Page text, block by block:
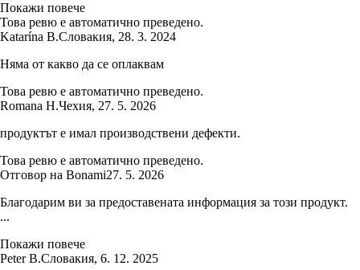
Покажи повече
Това ревю е автоматично преведено.
Katarína B.Словакия, 28. 3. 2024
Няма от какво да се оплаквам
Това ревю е автоматично преведено.
Romana H.Чехия, 27. 5. 2026
продуктът е имал производствени дефекти.
Това ревю е автоматично преведено.
Отговор на Bonami27. 5. 2026
Благодарим ви за предоставената информация за този продукт.
...
Покажи повече
Peter B.Словакия, 6. 12. 2025